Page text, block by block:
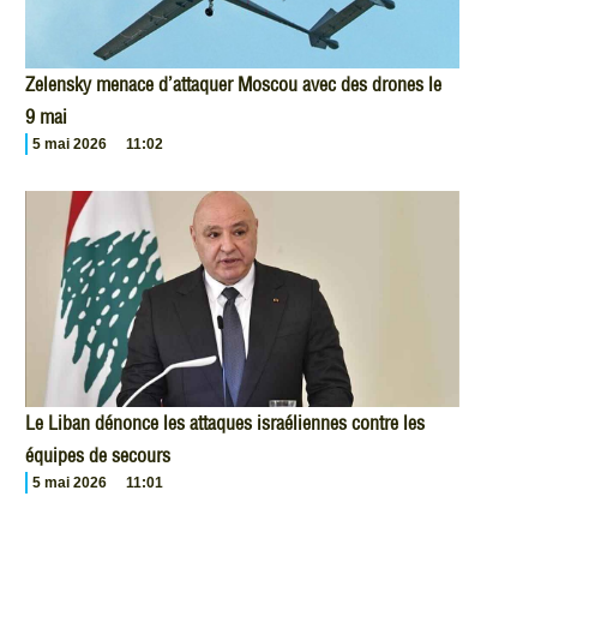
Zelensky menace d’attaquer Moscou avec des drones le
9 mai
5 mai 2026 11:02
Le Liban dénonce les attaques israéliennes contre les
équipes de secours
5 mai 2026 11:01